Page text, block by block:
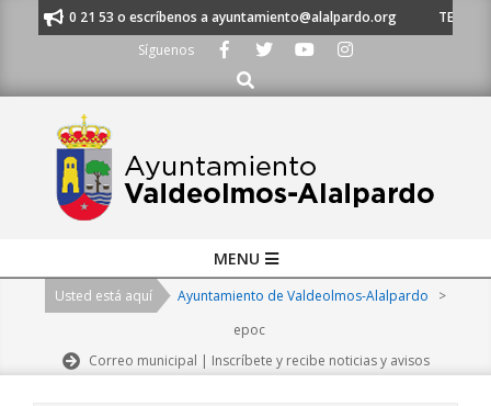
al 91 620 21 53 o escríbenos a ayuntamiento@alalpardo.org
TE
Síguenos
Buscar
Navigation
MENU
Usted está aquí Ayuntamiento de Valdeolmos-Alalpardo
>
epoc
Correo municipal | Inscríbete y recibe noticias y avisos